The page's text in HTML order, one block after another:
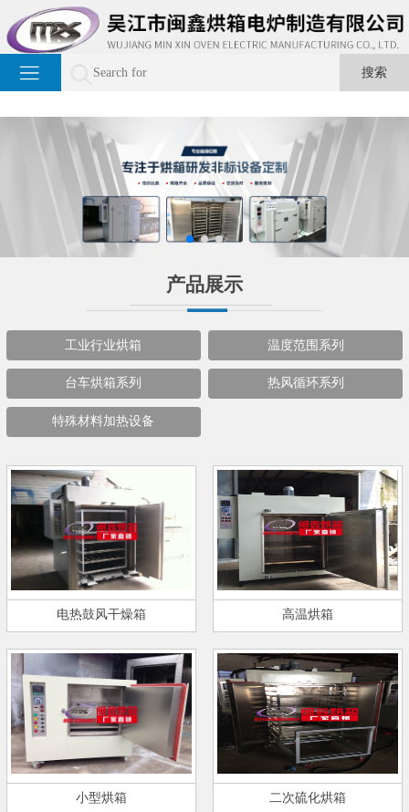
产品展示
工业行业烘箱 温度范围系列
台车烘箱系列 热风循环系列
特殊材料加热设备
电热鼓风干燥箱 高温烘箱
小型烘箱 二次硫化烘箱